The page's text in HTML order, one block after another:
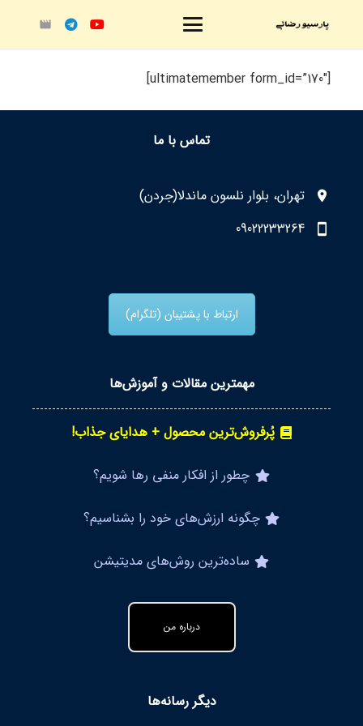
movie
[ultimatemember form_id=”170″]
تماس با ما
تهران، بلوار نلسون ماندلا(جردن)
09022233264
ارتباط با پشتیبان (تلگرام)
مهمترین مقالات و آموزش‌ها
پُرفروش‌ترین محصول + هدایای جذاب!
چطور از افکار منفی رها شویم؟
چگونه ارزش‌های خود را بشناسیم؟
ساده‌ترین روش‌های مدیتیشن
درباره من
دیگر رسانه‌ها